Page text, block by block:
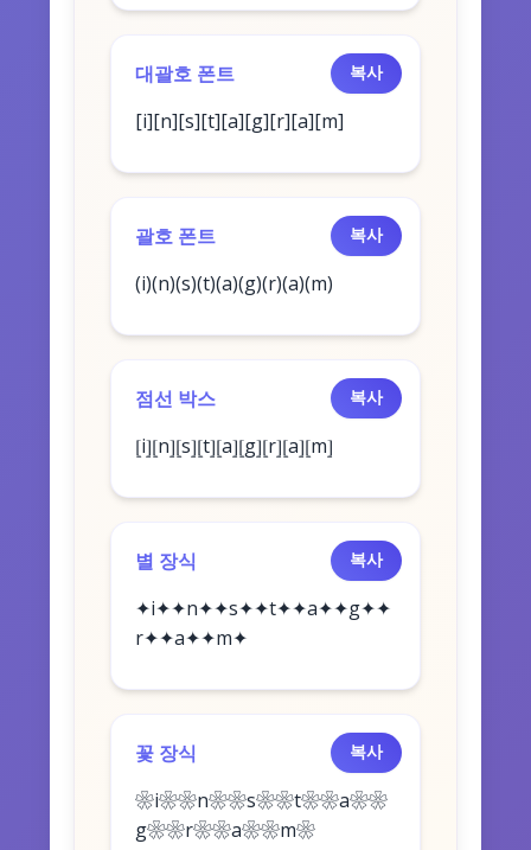
대괄호 폰트
[i][n][s][t][a][g][r][a][m]
복사
괄호 폰트
(i)(n)(s)(t)(a)(g)(r)(a)(m)
복사
점선 박스
⦋i⦌⦋n⦌⦋s⦌⦋t⦌⦋a⦌⦋g⦌⦋r⦌⦋a⦌⦋m⦌
복사
별 장식
✦i✦✦n✦✦s✦✦t✦✦a✦✦g✦✦
r✦✦a✦✦m✦
복사
꽃 장식
❀i❀❀n❀❀s❀❀t❀❀a❀❀
g❀❀r❀❀a❀❀m❀
복사